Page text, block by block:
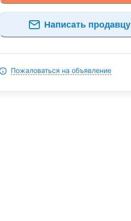
Написать продавцу
Пожаловаться на объявление